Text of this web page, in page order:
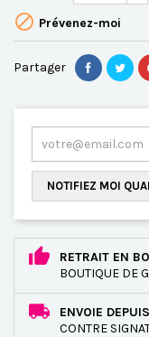
 Prévenez-moi
Partager
NOTIFIEZ MOI
RETRAIT EN
BOUTIQUE DE
ENVOIE
CONTRE